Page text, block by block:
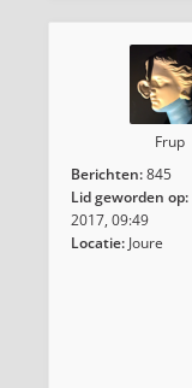
Frup
Berichten:845
Lid geworden op:
2017, 09:49
Locatie: Joure